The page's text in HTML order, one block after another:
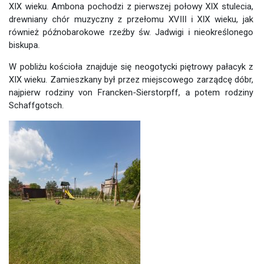
XIX wieku. Ambona pochodzi z pierwszej połowy XIX stulecia,
drewniany chór muzyczny z przełomu XVIII i XIX wieku, jak
również późnobarokowe rzeźby św. Jadwigi i nieokreślonego
biskupa.
W pobliżu kościoła znajduje się neogotycki piętrowy pałacyk z
XIX wieku. Zamieszkany był przez miejscowego zarządcę dóbr,
najpierw rodziny von Francken-Sierstorpff, a potem rodziny
Schaffgotsch.